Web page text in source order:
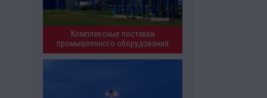
Комплексные поставки
промышленного оборудования